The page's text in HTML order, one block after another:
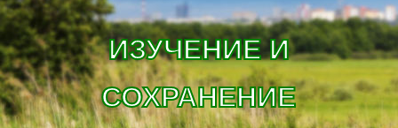
ИЗУЧЕНИЕ И
СОХРАНЕНИЕ